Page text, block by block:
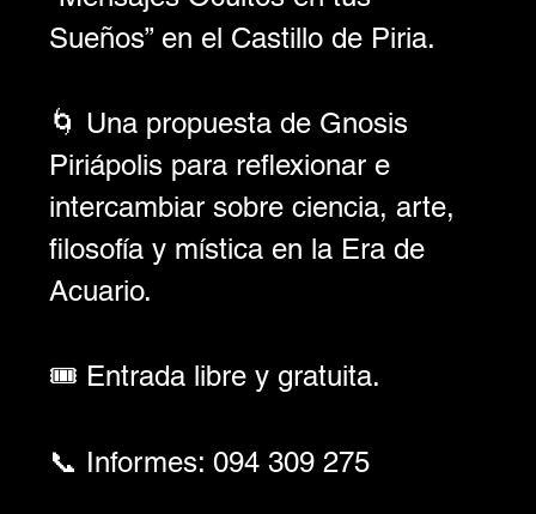
Sueños” en el Castillo de Piria.
🌀 Una propuesta de Gnosis
Piriápolis para reflexionar e
intercambiar sobre ciencia, arte,
filosofía y mística en la Era de
Acuario.
🎟️ Entrada libre y gratuita.
📞 Informes: 094 309 275